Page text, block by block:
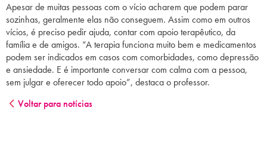
Apesar de muitas pessoas com o vício acharem que podem parar
sozinhas, geralmente elas não conseguem. Assim como em outros
vícios, é preciso pedir ajuda, contar com apoio terapêutico, da
família e de amigos. “A terapia funciona muito bem e medicamentos
podem ser indicados em casos com comorbidades, como depressão
e ansiedade. E é importante conversar com calma com a pessoa,
sem julgar e oferecer todo apoio”, destaca o professor.
Voltar para notícias